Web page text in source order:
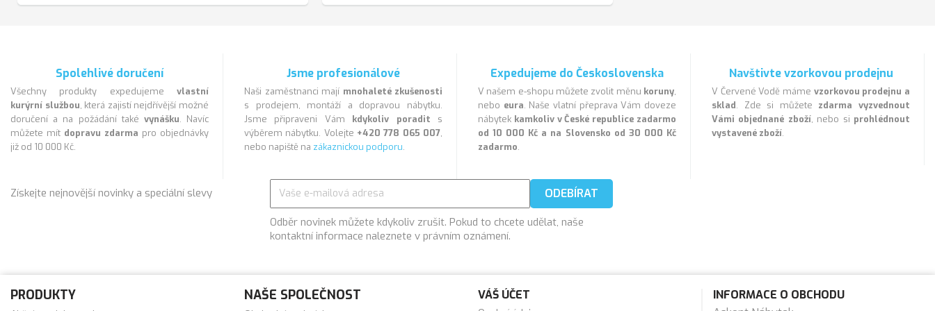
Spolehlivé doručení
Všechny produkty expedujeme vlastní
kurýrní službou, která zajistí nejdřívější možné
doručení a na požádání také vynášku. Navíc
můžete mít dopravu zdarma pro objednávky
již od 10 000 Kč.
Jsme profesionálové
Naši zaměstnanci mají mnohaleté zkušenosti
s prodejem, montáží a dopravou nábytku.
Jsme připraveni Vám kdykoliv poradit s
výběrem nábytku. Volejte +420 778 065 007,
nebo napiště na zákaznickou podporu.
Expedujeme do Československa
V našem e-shopu můžete zvolit měnu koruny,
nebo eura. Naše vlatní přeprava Vám doveze
nábytek kamkoliv v České republice zadarmo
od 10 000 Kč a na Slovensko od 30 000 Kč
zadarmo.
Navštivte vzorkovou prodejnu
V Červené Vodě máme vzorkovou prodejnu a
sklad. Zde si můžete zdarma vyzvednout
Vámi objednané zboží, nebo si prohlédnout
vystavené zboží.
Získejte nejnovější novinky a speciální slevy
Odběr novinek můžete kdykoliv zrušit. Pokud to chcete udělat, naše
kontaktní informace naleznete v právním oznámení.
PRODUKTY NAŠE SPOLEČNOST VÁŠ ÚČET
INFORMACE O OBCHODU